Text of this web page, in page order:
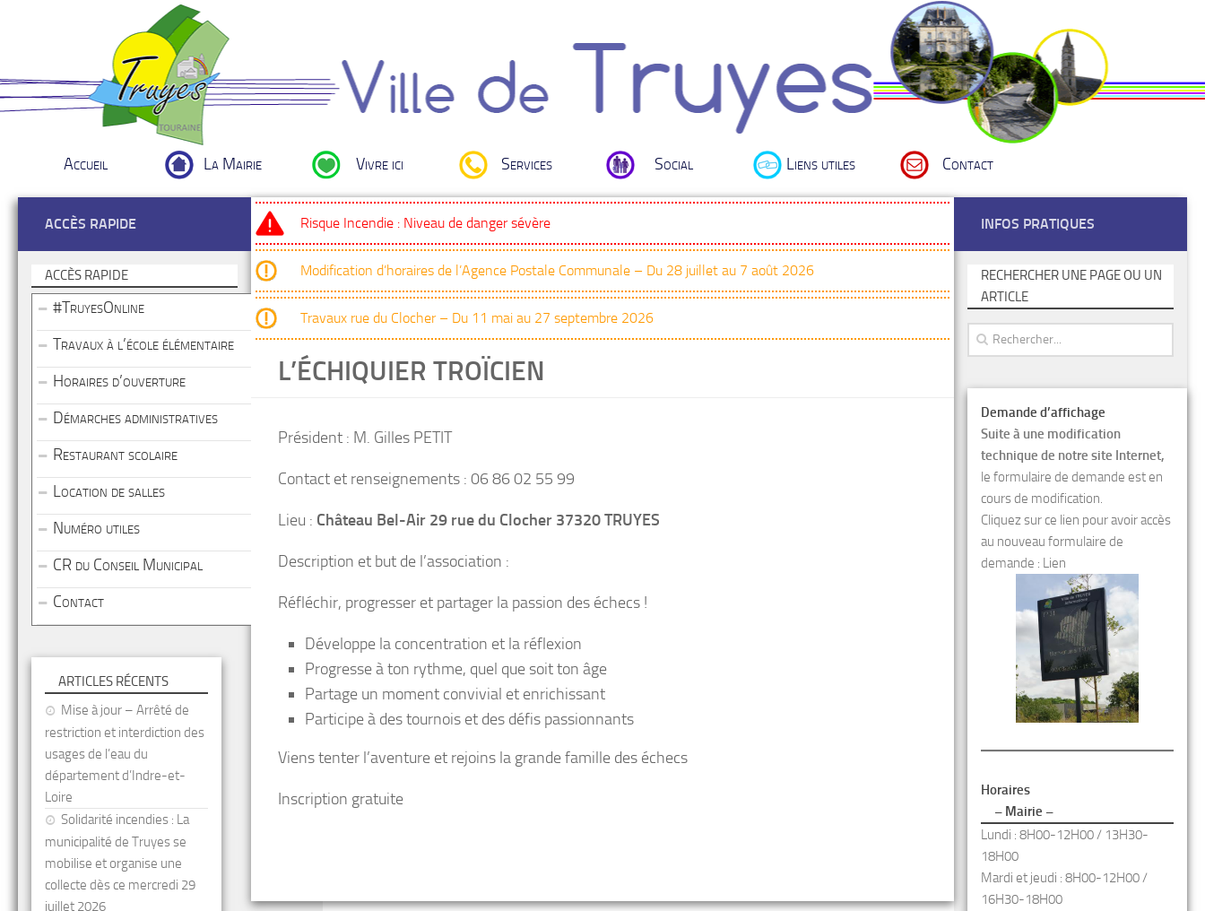
Accueil La Mairie Vivre ici Services Social Liens utiles Contact
Risque Incendie : Niveau de danger sévère
Modification d’horaires de l’Agence Postale Communale – Du 28 juillet au 7 août 2026
Travaux rue du Clocher – Du 11 mai au 27 septembre 2026
L’ÉCHIQUIER TROÏCIEN
Président : M. Gilles PETIT
Contact et renseignements : 06 86 02 55 99
Lieu : Château Bel-Air 29 rue du Clocher 37320 TRUYES
Description et but de l’association :
Réfléchir, progresser et partager la passion des échecs !
Développe la concentration et la réflexion
Progresse à ton rythme, quel que soit ton âge
Partage un moment convivial et enrichissant
Participe à des tournois et des défis passionnants
Viens tenter l’aventure et rejoins la grande famille des échecs
Inscription gratuite
ACCÈS RAPIDE
ACCÈS RAPIDE
#TruyesOnline
Travaux à l’école élémentaire
Horaires d’ouverture
Démarches administratives
Restaurant scolaire
Location de salles
Numéro utiles
CR du Conseil Municipal
Contact
ARTICLES RÉCENTS
Mise à jour – Arrêté de
restriction et interdiction des
usages de l’eau du
département d’Indre-et-
Loire
Solidarité incendies : La
municipalité de Truyes se
mobilise et organise une
collecte dès ce mercredi 29
juillet 2026
INFOS PRATIQUES
RECHERCHER UNE PAGE OU UN
ARTICLE
Demande d’affichage
Suite à une modification
technique de notre site Internet,
le formulaire de demande est en
cours de modification.
Cliquez sur ce lien pour avoir accès
au nouveau formulaire de
demande : Lien
Horaires
– Mairie –
Lundi : 8H00-12H00 / 13H30-
18H00
Mardi et jeudi : 8H00-12H00 /
16H30-18H00